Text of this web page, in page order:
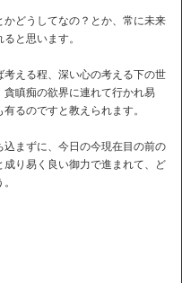
どうしてなの？とか、常に未来
と思います。
える程、深い心の考える下の世
瞋痴の欲界に連れて行かれ易
るのですと教えられます。
まずに、今日の今現在目の前の
り易く良い御力で進まれて、ど